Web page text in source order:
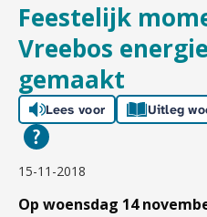
Feestelijk
Vreebos
gemaakt
Lees voor Uitleg
15-11-2018
Op woensdag 14